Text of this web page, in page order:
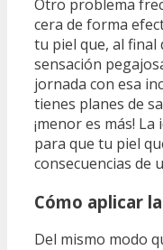
Otro problema
cera de forma
tu piel que, al final
sensación
jornada con esa
tienes planes de
¡menor es más!
para que tu piel
consecuencias de
Cómo aplicar
Del mismo modo